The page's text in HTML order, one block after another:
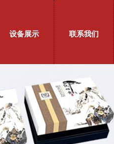
设备展示 联系我们